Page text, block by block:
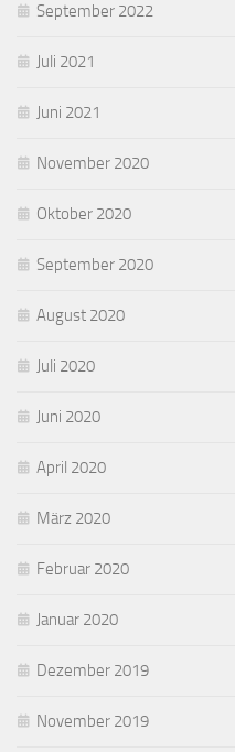
September 2022
Juli 2021
Juni 2021
November 2020
Oktober 2020
September 2020
August 2020
Juli 2020
Juni 2020
April 2020
März 2020
Februar 2020
Januar 2020
Dezember 2019
November 2019